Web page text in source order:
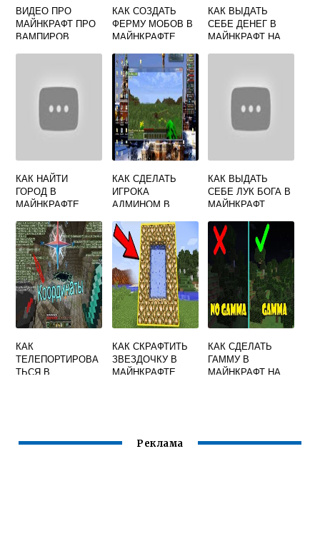
ВИДЕО ПРО
МАЙНКРАФТ ПРО
ВАМПИРОВ
КАК СОЗДАТЬ
ФЕРМУ МОБОВ В
МАЙНКРАФТЕ
КАК ВЫДАТЬ
СЕБЕ ДЕНЕГ В
МАЙНКРАФТ НА
КАК НАЙТИ
ГОРОД В
МАЙНКРАФТЕ
КАК СДЕЛАТЬ
ИГРОКА
АДМИНОМ В
КАК ВЫДАТЬ
СЕБЕ ЛУК БОГА В
МАЙНКРАФТ
КАК
ТЕЛЕПОРТИРОВА
ТЬСЯ В
КАК СКРАФТИТЬ
ЗВЕЗДОЧКУ В
МАЙНКРАФТЕ
КАК СДЕЛАТЬ
ГАММУ В
МАЙНКРАФТ НА
Реклама